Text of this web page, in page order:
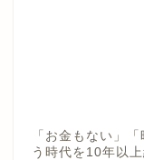
「お金もない」
う時代を10年以